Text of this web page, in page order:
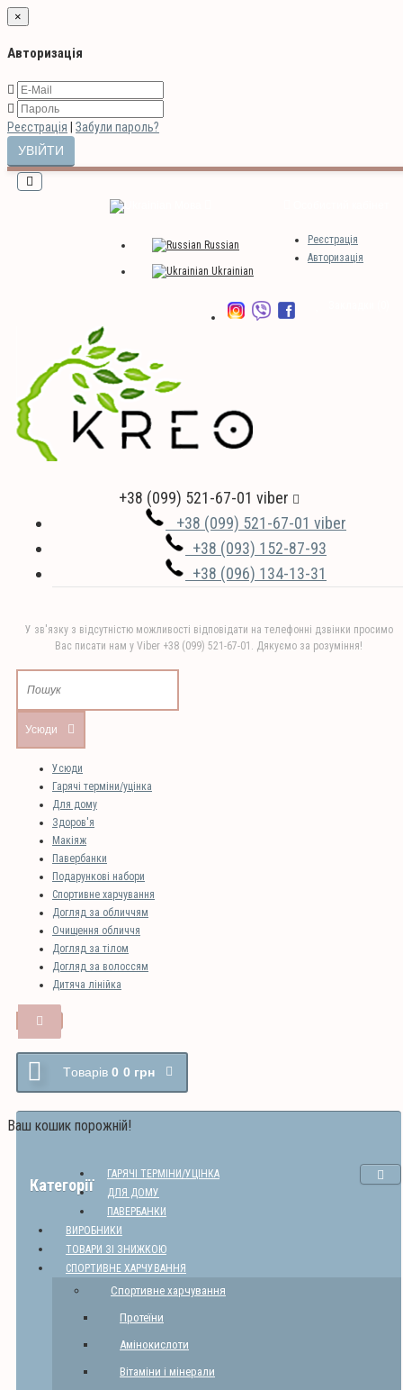
×
Авторизація
Реєстрація Забули пароль?
Реєстрація
Авторизація
Russian
Ukrainian
+38 (099) 521-67-01 viber
+38 (099) 521-67-01 viber
+38 (093) 152-87-93
+38 (096) 134-13-31
У зв'язку з відсутністю можливості відповідати на телефонні дзвінки просимо
Вас писати нам у Viber +38 (099) 521-67-01. Дякуємо за розуміння!
Усюди
Усюди
Гарячі терміни/уцінка
Для дому
Здоров'я
Макіяж
Павербанки
Подарункові набори
Спортивне харчування
Догляд за обличчям
Очищення обличчя
Догляд за тілом
Догляд за волоссям
Дитяча лінійка
Tоварів 0 0 грн
Ваш кошик порожній!
Категорії
ГАРЯЧІ ТЕРМІНИ/УЦІНКА
ДЛЯ ДОМУ
ПАВЕРБАНКИ
ВИРОБНИКИ
ТОВАРИ ЗІ ЗНИЖКОЮ
СПОРТИВНЕ ХАРЧУВАННЯ
Спортивне харчування
Протеїни
Амінокислоти
Вітаміни і мінерали